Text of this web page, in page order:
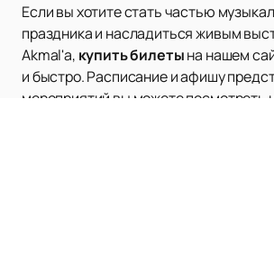
Если вы хотите стать частью
праздника и насладиться живым
Akmal'а, купить билетына нашем
и быстро. Расписание и афишу
мероприятий вы можете посмотреть